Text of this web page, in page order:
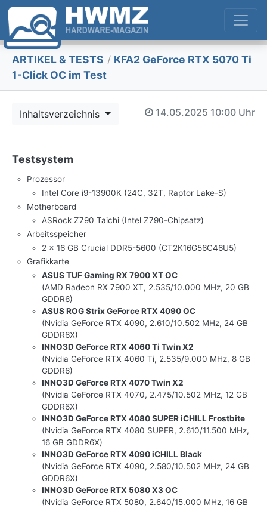
ARTIKEL & TESTS / KFA2 GeForce RTX 5070 Ti
1-Click OC im Test
Inhaltsverzeichnis 14.05.2025 10:00 Uhr
Testsystem
Prozessor
Intel Core i9-13900K (24C, 32T, Raptor Lake-S)
Motherboard
ASRock Z790 Taichi (Intel Z790-Chipsatz)
Arbeitsspeicher
2 x 16 GB Crucial DDR5-5600 (CT2K16G56C46U5)
Grafikkarte
ASUS TUF Gaming RX 7900 XT OC
(AMD Radeon RX 7900 XT, 2.535/10.000 MHz, 20 GB
GDDR6)
ASUS ROG Strix GeForce RTX 4090 OC
(Nvidia GeForce RTX 4090, 2.610/10.502 MHz, 24 GB
GDDR6X)
INNO3D GeForce RTX 4060 Ti Twin X2
(Nvidia GeForce RTX 4060 Ti, 2.535/9.000 MHz, 8 GB
GDDR6)
INNO3D GeForce RTX 4070 Twin X2
(Nvidia GeForce RTX 4070, 2.475/10.502 MHz, 12 GB
GDDR6X)
INNO3D GeForce RTX 4080 SUPER iCHILL Frostbite
(Nvidia GeForce RTX 4080 SUPER, 2.610/11.500 MHz,
16 GB GDDR6X)
INNO3D GeForce RTX 4090 iCHILL Black
(Nvidia GeForce RTX 4090, 2.580/10.502 MHz, 24 GB
GDDR6X)
INNO3D GeForce RTX 5080 X3 OC
(Nvidia GeForce RTX 5080, 2.640/15.000 MHz, 16 GB